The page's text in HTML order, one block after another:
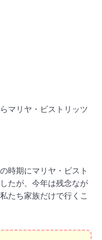
マリヤ・ビストリッツ
時期にマリヤ・ビスト
たが、今年は残念なが
たち家族だけで行くこ